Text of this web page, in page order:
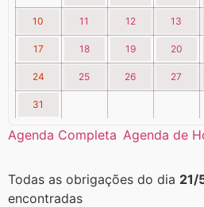
10 11 12 13
17 18 19 20
24 25 26 27
31
Agenda Completa Agenda de
Todas as obrigações do dia 21/
encontradas